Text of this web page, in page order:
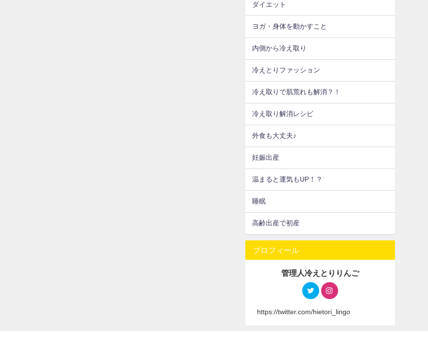
ダイエット
ヨガ・身体を動かすこと
内側から冷え取り
冷えとりファッション
冷え取りで肌荒れも解消？！
冷え取り解消レシピ
外食も大丈夫♪
妊娠出産
温まると運気もUP！？
睡眠
高齢出産で初産
プロフィール
管理人冷えとりりんご
https://twitter.com/hietori_lingo